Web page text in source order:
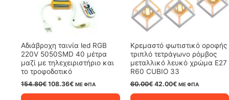
Αδιάβροχη ταινία led RGB
220V 5050SMD 40 μέτρα
μαζί με τηλεχειριστήριο και
το τροφοδοτικό
154.80€ Original
price
108.36€Η
τρέχουσα
ΜΕ ΦΠΑ
Κρεμαστό φωτιστικό οροφής
τριπλό τετράγωνο ρόμβος
μεταλλικό λευκό χρώμα Ε27
R60 CUBIO 33
60.00€ Original
price
42.00€Η
τρέχουσα
ΜΕ ΦΠΑ